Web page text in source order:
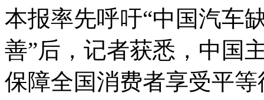
本报率先呼吁“中国汽车
善”后，记者获悉，中国
保障全国消费者享受平